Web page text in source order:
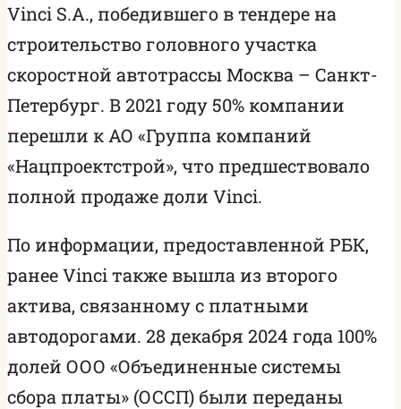
Vinci S.A., победившего в тендере на
строительство головного участка
скоростной автотрассы Москва – Санкт-
Петербург. В 2021 году 50% компании
перешли к АО «Группа компаний
«Нацпроектстрой», что предшествовало
полной продаже доли Vinci.
По информации, предоставленной РБК,
ранее Vinci также вышла из второго
актива, связанному с платными
автодорогами. 28 декабря 2024 года 100%
долей ООО «Объединенные системы
сбора платы» (ОССП) были переданы